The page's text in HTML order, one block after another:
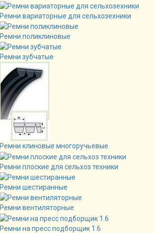
Ремни вариаторные для сельхозехники
Ремни поликлиновые
Ремни зубчатые
Ремни клиновые многоручьевые
Ремни плоские для сельхоз техники
Ремни шестиранные
Ремни вентиляторные
Ремни на пресс подборщик 1.6